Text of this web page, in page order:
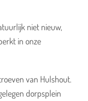
niet nieuw,
in onze
van Hulshout.
dorpsplein